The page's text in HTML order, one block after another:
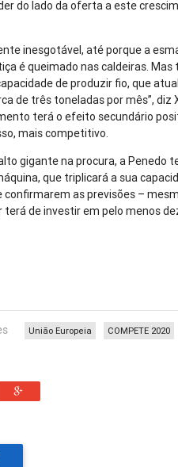
do lado da oferta a este
inesgotável, até porque a
é queimado nas caldeiras.
de produzir fio, que
de três toneladas por mês”, diz
terá o efeito secundário
mais competitivo.
gigante na procura, a Penedo
que triplicará a sua
confirmarem as previsões –
terá de investir em pelo menos
COMPETE 2020
União Europeia